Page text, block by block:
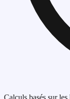
Calculs basés sur les